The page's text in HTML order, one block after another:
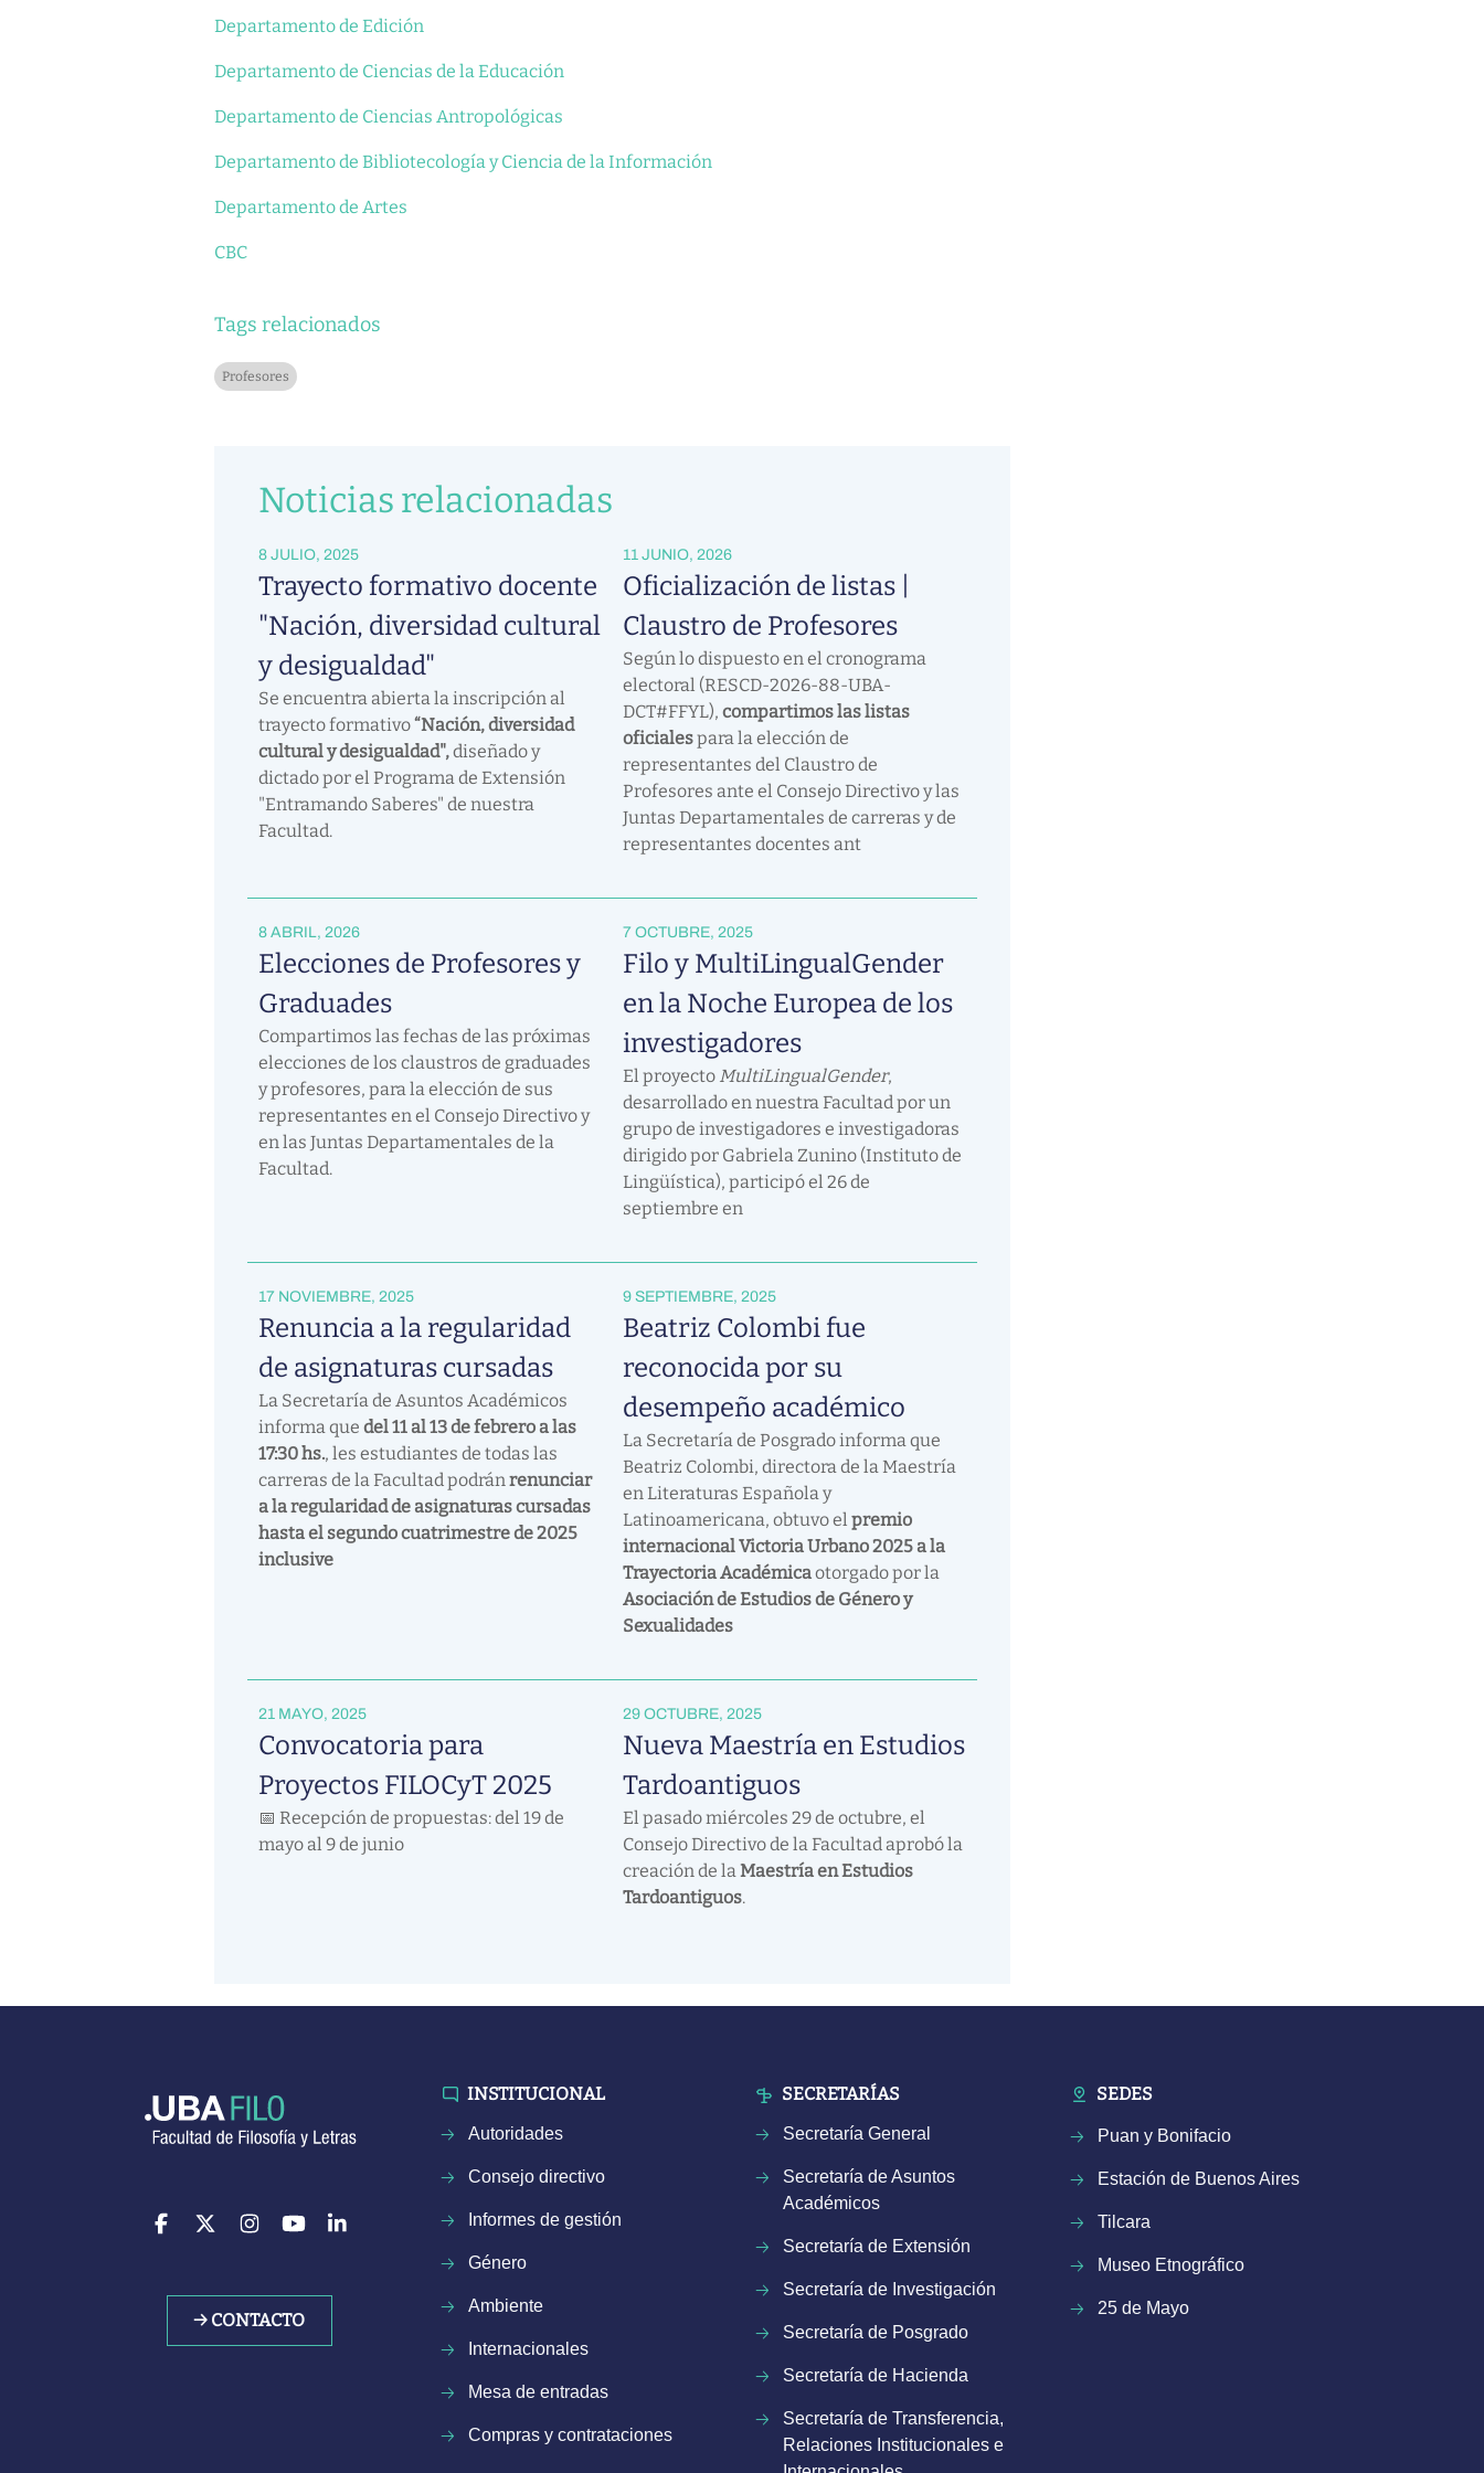
Departamento de Edición
Departamento de Ciencias de la Educación
Departamento de Ciencias Antropológicas
Departamento de Bibliotecología y Ciencia de la Información
Departamento de Artes
CBC
Tags relacionados
Profesores
Noticias relacionadas
8 JULIO, 2025
Trayecto formativo docente
"Nación, diversidad cultural
y desigualdad"
Se encuentra abierta la inscripción al
trayecto formativo“Nación, diversidad
cultural y desigualdad",diseñado y
dictado por el Programa de Extensión
"Entramando Saberes" de nuestra
Facultad.
11 JUNIO, 2026
Oficialización de listas |
Claustro de Profesores
Según lo dispuesto en el cronograma
electoral (RESCD-2026-88-UBA-
DCT#FFYL),compartimos las listas
oficialespara la elección de
representantes del Claustro de
Profesores ante el Consejo Directivo y las
Juntas Departamentales de carreras y de
representantes docentes ant
8 ABRIL, 2026
Elecciones de Profesores y
Graduades
Compartimos las fechas de las próximas
elecciones de los claustros de graduades
y profesores, para la elección de sus
representantes en el Consejo Directivo y
en las Juntas Departamentales de la
Facultad.
7 OCTUBRE, 2025
Filo y MultiLingualGender
en la Noche Europea de los
investigadores
El proyecto MultiLingualGender,
desarrollado en nuestra Facultad por un
grupo de investigadores e investigadoras
dirigido por Gabriela Zunino (Instituto de
Lingüística), participó el 26 de
septiembre en
17 NOVIEMBRE, 2025
Renuncia a la regularidad
de asignaturas cursadas
La Secretaría de Asuntos Académicos
informa que del 11 al 13 de febrero a las
17:30 hs., les estudiantes de todas las
carreras de la Facultad podránrenunciar
a la regularidad de asignaturas cursadas
hasta el segundo cuatrimestre de 2025
inclusive
9 SEPTIEMBRE, 2025
Beatriz Colombi fue
reconocida por su
desempeño académico
La Secretaría de Posgrado informa que
Beatriz Colombi, directora de la Maestría
en Literaturas Española y
Latinoamericana, obtuvo elpremio
internacional Victoria Urbano 2025 a la
Trayectoria Académicaotorgado por la
Asociación de Estudios de Género y
Sexualidades
21 MAYO, 2025
Convocatoria para
Proyectos FILOCyT 2025
📅 Recepción de propuestas: del 19 de
mayo al 9 de junio
29 OCTUBRE, 2025
Nueva Maestría en Estudios
Tardoantiguos
El pasado miércoles 29 de octubre, el
Consejo Directivo de la Facultad aprobó la
creación de laMaestría en Estudios
Tardoantiguos.
→ CONTACTO
INSTITUCIONAL
Autoridades
Consejo directivo
Informes de gestión
Género
Ambiente
Internacionales
Mesa de entradas
Compras y contrataciones
SECRETARÍAS
Secretaría General
Secretaría de Asuntos
Académicos
Secretaría de Extensión
Secretaría de Investigación
Secretaría de Posgrado
Secretaría de Hacienda
Secretaría de Transferencia,
Relaciones Institucionales e
SEDES
Puan y Bonifacio
Estación de Buenos Aires
Tilcara
Museo Etnográfico
25 de Mayo